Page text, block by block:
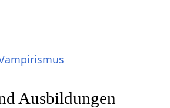
Ausbildungen